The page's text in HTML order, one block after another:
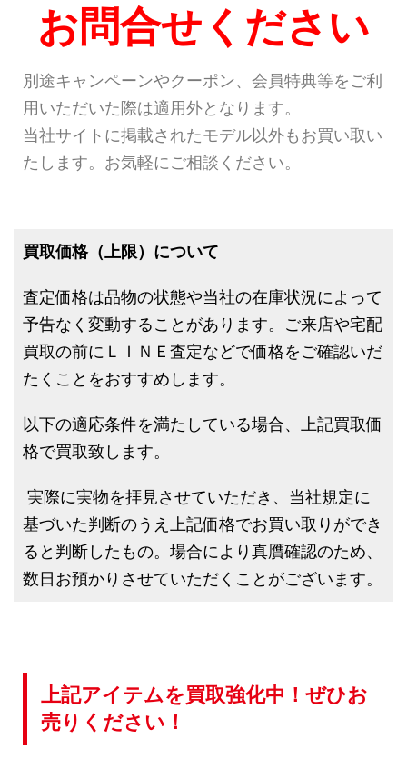
お問合せください
別途キャンペーンやクーポン、会員特典等をご利
用いただいた際は適用外となります。
当社サイトに掲載されたモデル以外もお買い取い
たします。お気軽にご相談ください。
買取価格（上限）について
査定価格は品物の状態や当社の在庫状況によって
予告なく変動することがあります。ご来店や宅配
買取の前にＬＩＮＥ査定などで価格をご確認いだ
たくことをおすすめします。
以下の適応条件を満たしている場合、上記買取価
格で買取致します。
実際に実物を拝見させていただき、当社規定に
基づいた判断のうえ上記価格でお買い取りができ
ると判断したもの。場合により真贋確認のため、
数日お預かりさせていただくことがございます。
上記アイテムを買取強化中！ぜひお
売りください！